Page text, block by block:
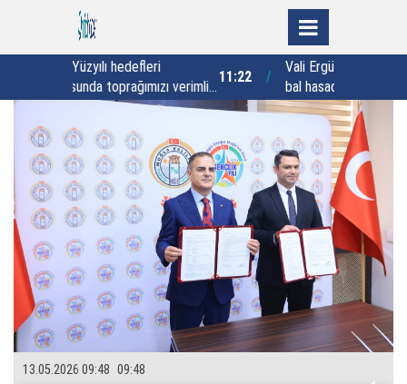
11:22
Vali Ergün, Artvin’de sezonun ilk
bal hasadına katıldı
09:48
13.05.2026 09:48